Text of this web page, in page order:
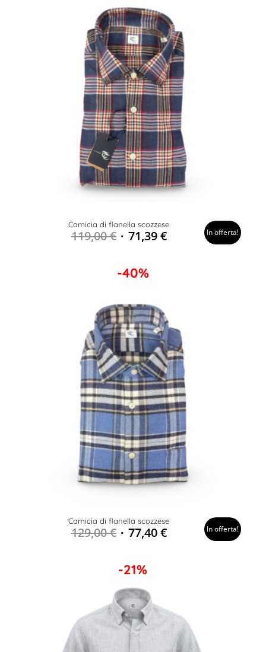
Camicia di flanella scozzese
119,00€ 71,39€ In offerta!
-40%
Camicia di flanella scozzese
129,00€ 77,40€ In offerta!
-21%